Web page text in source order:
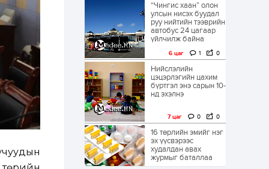
“Чингис хаан” олон
улсын нисэх буудал
руу нийтийн тээврийн
автобус 24 цагаар
үйлчилж байна
6 цаг 1 0
Нийслэлийн
цэцэрлэгийн цахим
бүртгэл энэ сарын 10-
нд эхэлнэ
7 цаг 0 0
16 төрлийн эмийг нэг
эх үүсвэрээс
худалдан авах
журмыг баталлаа